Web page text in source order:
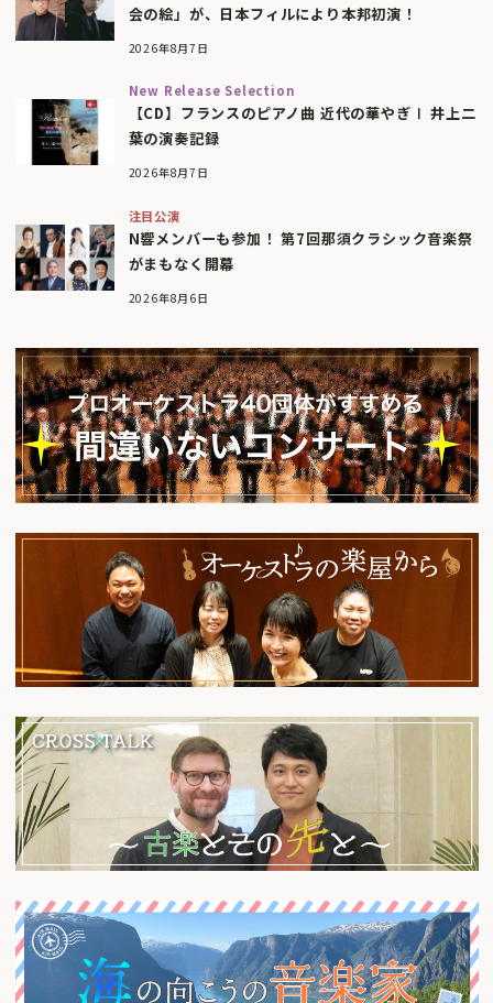
会の絵」が、日本フィルにより本邦初演！
2026年8月7日
New Release Selection
【CD】フランスのピアノ曲 近代の華やぎⅠ 井上二
葉の演奏記録
2026年8月7日
注目公演
N響メンバーも参加！ 第7回那須クラシック音楽祭
がまもなく開幕
2026年8月6日